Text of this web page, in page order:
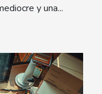
y una...